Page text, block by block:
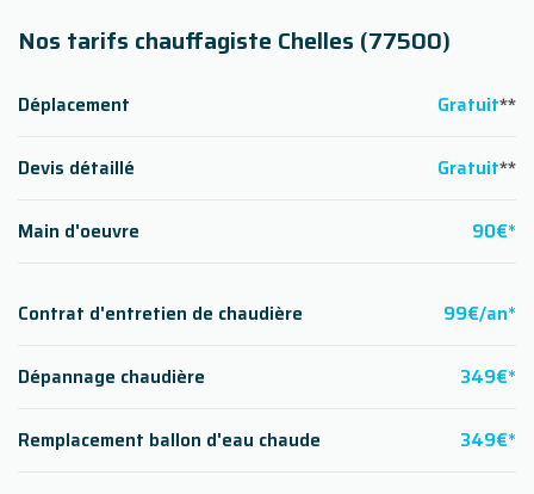
Nos tarifs chauffagiste Chelles (77500)
Déplacement Gratuit**
Devis détaillé Gratuit**
Main d'oeuvre 90€*
Contrat d'entretien de chaudière 99€/an*
Dépannage chaudière 349€*
Remplacement ballon d'eau chaude 349€*